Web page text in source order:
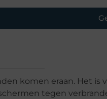
komen eraan. Het
tegen